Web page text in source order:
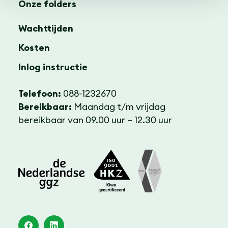
Onze folders
Wachttijden
Kosten
Inlog instructie
Telefoon: 088-1232670
Bereikbaar: Maandag t/m vrijdag
bereikbaar van 09.00 uur – 12.30 uur